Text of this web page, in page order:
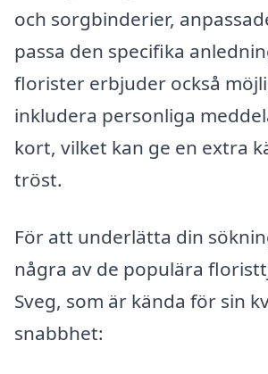
och sorgbinderier,
passa den specifika
florister erbjuder också
inkludera personliga
kort, vilket kan ge en extra
tröst.
För att underlätta din
några av de populära
Sveg, som är kända för sin
snabbhet: